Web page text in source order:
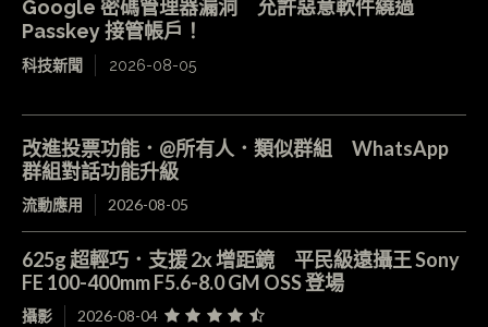
Google 密碼管理器漏洞 允許惡意軟件繞過
Passkey 接管帳戶！
科技新聞 2026-08-05
改進投票功能．@所有人．類似群組 WhatsApp
群組對話功能升級
流動應用 2026-08-05
625g 超輕巧．支援 2x 增距鏡 平民級遠攝王 Sony
FE 100-400mm F5.6-8.0 GM OSS 登場
攝影 2026-08-04